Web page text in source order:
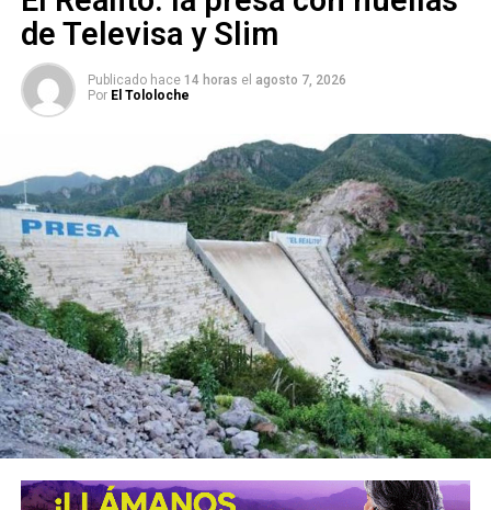
2.- Luis Miguel
En diciembre de 2023,“el Sol” se presentó en la capital
potosina, como parte de su gira “Luis Miguel Tour
2023”,en la que elgobierno del estado regaló
accesos para este conciertorealizado en el estadio
“Plan de San Luis”, lo que hablaría de una estrecha relación
entre el equipo del artista y el ejecutivo estatal.
Además, se trata deuno de los artistas más
de Televisa y Slim
Publicado hace 14 horas el agosto 7, 2026
Por El Tololoche